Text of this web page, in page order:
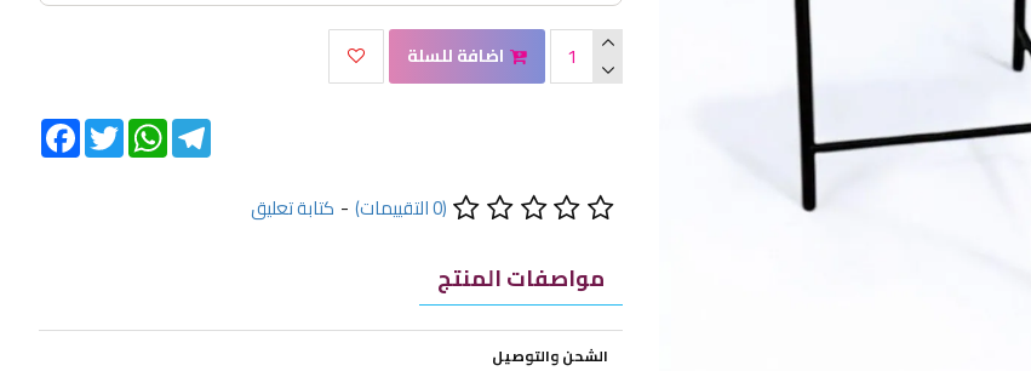
(0 التقييمات) - كتابة تعليق
اضافة للسلة
FacebookTwitter
WhatsAppTelegram
مواصفات المنتج
الشحن والتوصيل